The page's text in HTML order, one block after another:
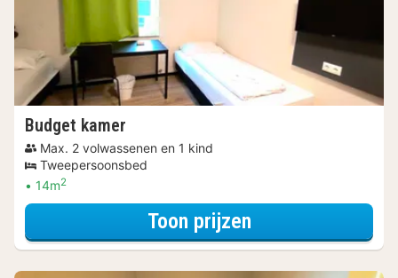
Budget kamer
Max. 2 volwassenen en 1 kind
Tweepersoonsbed
14m2
Toon prijzenvoor Budget